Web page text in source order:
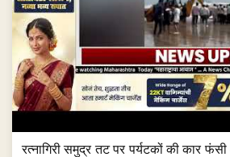
रत्नागिरी समुद्र तट पर पर्यटकों की कार